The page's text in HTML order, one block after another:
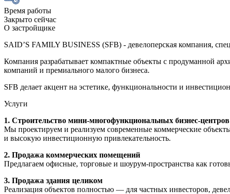
Время работы
Закрыто сейчас
О застройщике
SAID’S FAMILY BUSINESS (SFB) - девелоперская компания,
Компания разрабатывает компактные объекты с продуманной
компаний и премиального малого бизнеса.
SFB делает акцент на эстетике, функциональности и
Услуги
1. Строительство мини-многофункциональных бизнес-центров
Мы проектируем и реализуем современные коммерческие
и высокую инвестиционную привлекательность.
2. Продажа коммерческих помещений
Предлагаем офисные, торговые и шоурум-пространства как
3. Продажа здания целиком
Реализация объектов полностью — для частных инвесторов,